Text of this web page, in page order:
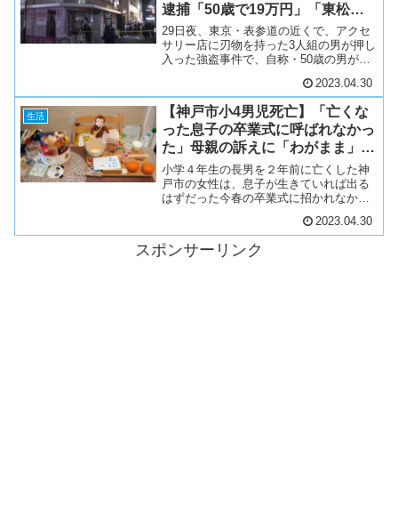
逮捕「50歳で19万円」「東松山
市の自宅」「黒幕に上納」
29日夜、東京・表参道の近くで、アクセ
サリー店に刃物を持った3人組の男が押し
入った強盗事件で、自称・50歳の男が逮
れたのは、自称・埼玉県東松山市の職業
不詳、都築英明容疑者です。都築容疑者
は、午後8時ごろ、...
2023.04.30
生活
【神戸市小4男児死亡】「亡くな
った息子の卒業式に呼ばれなかっ
た」母親の訴えに「わがまま」
「小学校は悪くない」の声
小学４年生の長男を２年前に亡くした神
戸市の女性は、息子が生きていれば出る
はずだった今春の卒業式に招かれなかっ
で」と学校に求めたことはあるけれど、
式典への意向について何の連絡もなかっ
たことに心が晴れない。取材...
2023.04.30
スポンサーリンク